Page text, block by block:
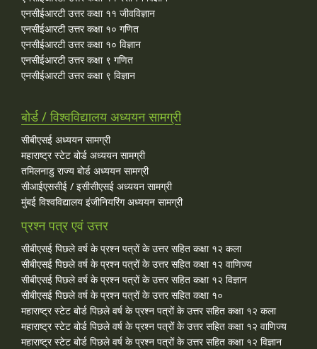
एनसीईआरटी उत्तर कक्षा ११ जीवविज्ञान
एनसीईआरटी उत्तर कक्षा १० गणित
एनसीईआरटी उत्तर कक्षा १० विज्ञान
एनसीईआरटी उत्तर कक्षा ९ गणित
एनसीईआरटी उत्तर कक्षा ९ विज्ञान
बोर्ड / विश्वविद्यालय अध्ययन सामग्री
सीबीएसई अध्ययन सामग्री
महाराष्ट्र स्टेट बोर्ड अध्ययन सामग्री
तमिलनाडु राज्य बोर्ड अध्ययन सामग्री
सीआईएससीई / इसीसीएसई अध्ययन सामग्री
मुंबई विश्वविद्यालय इंजीनियरिंग अध्ययन सामग्री
प्रश्न पत्र एवं उत्तर
सीबीएसई पिछले वर्ष के प्रश्न पत्रों के उत्तर सहित कक्षा १२ कला
सीबीएसई पिछले वर्ष के प्रश्न पत्रों के उत्तर सहित कक्षा १२ वाणिज्य
सीबीएसई पिछले वर्ष के प्रश्न पत्रों के उत्तर सहित कक्षा १२ विज्ञान
सीबीएसई पिछले वर्ष के प्रश्न पत्रों के उत्तर सहित कक्षा १०
महाराष्ट्र स्टेट बोर्ड पिछले वर्ष के प्रश्न पत्रों के उत्तर सहित कक्षा १२ कला
महाराष्ट्र स्टेट बोर्ड पिछले वर्ष के प्रश्न पत्रों के उत्तर सहित कक्षा १२ वाणिज्य
महाराष्ट्र स्टेट बोर्ड पिछले वर्ष के प्रश्न पत्रों के उत्तर सहित कक्षा १२ विज्ञान